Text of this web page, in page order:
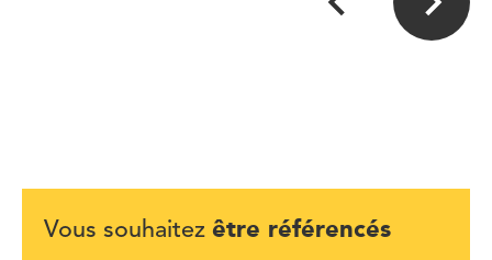
Vous souhaitez être référencés